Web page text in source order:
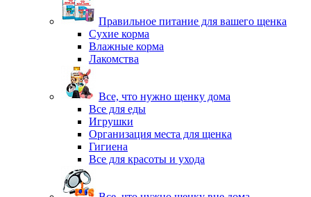
Правильное питание для вашего щенка
Сухие корма
Влажные корма
Лакомства
Все, что нужно щенку дома
Все для еды
Игрушки
Организация места для щенка
Гигиена
Все для красоты и ухода